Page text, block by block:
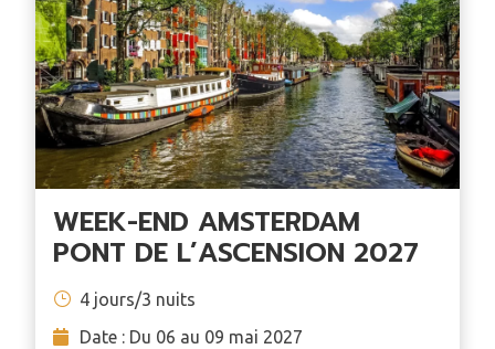
WEEK-END AMSTERDAM
PONT DE L’ASCENSION 2027
4 jours/3 nuits
Date : Du 06 au 09 mai 2027